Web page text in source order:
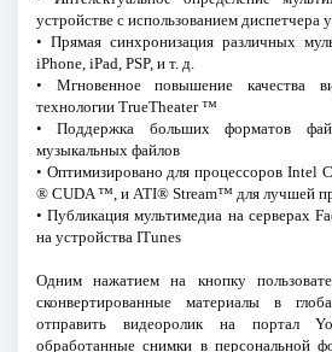
устройстве с использованием диспетчера
• Прямая синхронизация различных
iPhone, iPad, PSP, и т. д.
• Мгновенное повышение качества
технологии TrueTheater ™
• Поддержка больших форматов
музыкальных файлов
• Оптимизировано для процессоров
® CUDA ™, и ATI® Stream™ для лучшей
• Публикация мультимедиа на серверах
на устройства ITunes
Одним нажатием на кнопку
сконвертированные материалы в
отправить видеоролик на портал
обработанные снимки в персональной